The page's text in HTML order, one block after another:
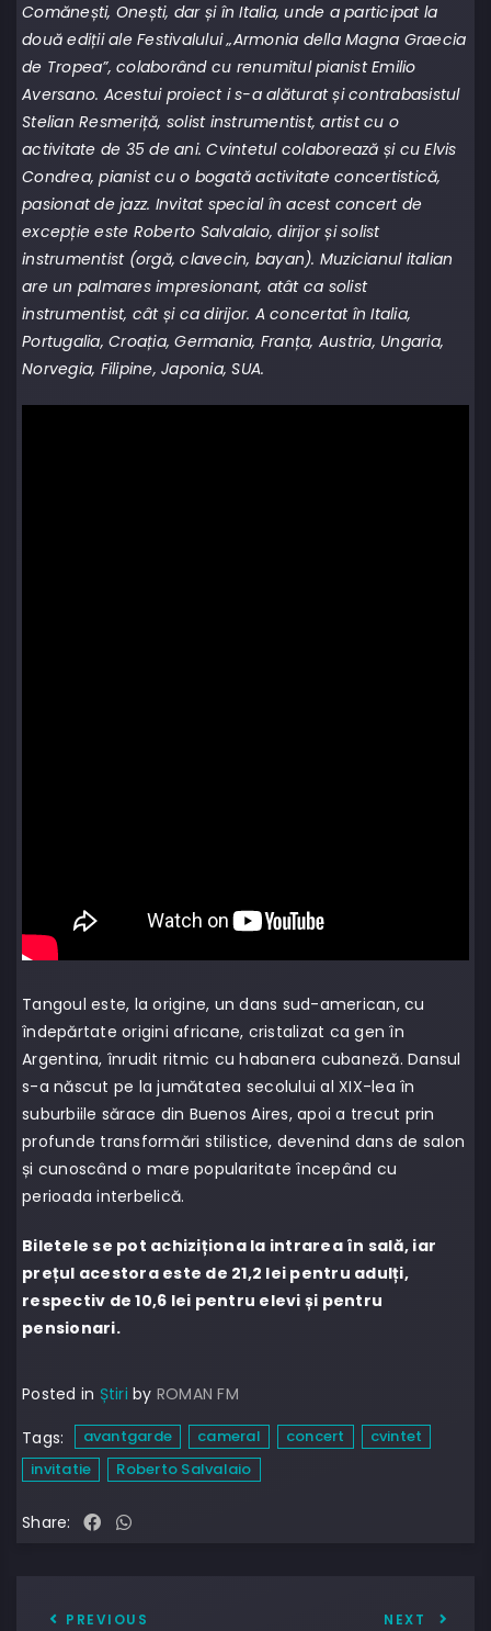
Comănești, Onești, dar și în Italia, unde a participat la
două ediții ale Festivalului „Armonia della Magna Graecia
de Tropea”, colaborând cu renumitul pianist Emilio
Aversano. Acestui proiect i s-a alăturat și contrabasistul
Stelian Resmeriță, solist instrumentist, artist cu o
activitate de 35 de ani. Cvintetul colaborează și cu Elvis
Condrea, pianist cu o bogată activitate concertistică,
pasionat de jazz. Invitat special în acest concert de
excepție este Roberto Salvalaio, dirijor și solist
instrumentist (orgă, clavecin, bayan). Muzicianul italian
are un palmares impresionant, atât ca solist
instrumentist, cât și ca dirijor. A concertat în Italia,
Portugalia, Croația, Germania, Franța, Austria, Ungaria,
Norvegia, Filipine, Japonia, SUA.
Tangoul este, la origine, un dans sud-american, cu
îndepărtate origini africane, cristalizat ca gen în
Argentina, înrudit ritmic cu habanera cubaneză. Dansul
s-a născut pe la jumătatea secolului al XIX-lea în
suburbiile sărace din Buenos Aires, apoi a trecut prin
profunde transformări stilistice, devenind dans de salon
și cunoscând o mare popularitate începând cu
perioada interbelică.
Biletele se pot achiziționa la intrarea în sală, iar
prețul acestora este de 21,2 lei pentru adulți,
respectiv de 10,6 lei pentru elevi și pentru
pensionari.
Posted in Știri by ROMAN FM
Tags:
avantgarde cameral concert
cvintet
invitatie
Roberto Salvalaio
Share:
PREVIOUS NEXT